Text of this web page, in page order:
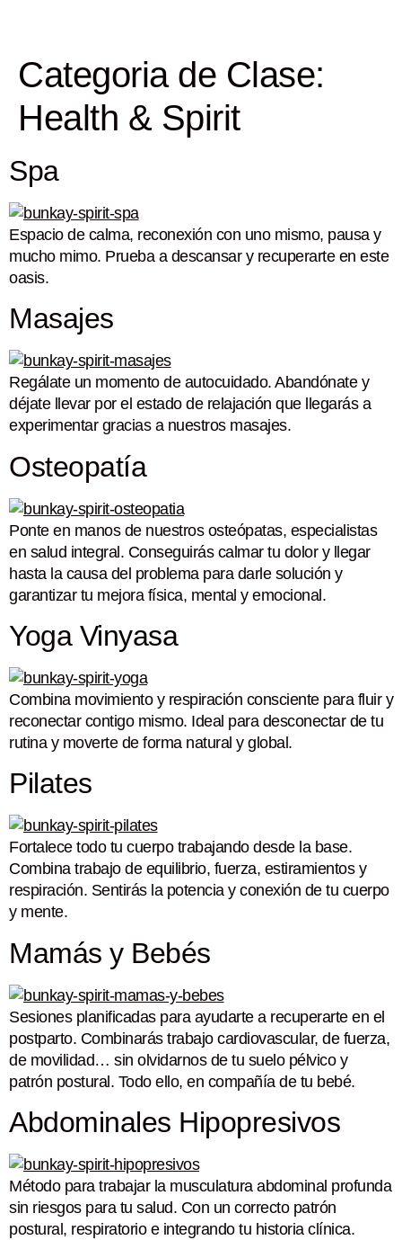
Categoria de Clase:
Health & Spirit
Spa
Espacio de calma, reconexión con uno mismo, pausa y
mucho mimo. Prueba a descansar y recuperarte en este
oasis.
Masajes
Regálate un momento de autocuidado. Abandónate y
déjate llevar por el estado de relajación que llegarás a
experimentar gracias a nuestros masajes.
Osteopatía
Ponte en manos de nuestros osteópatas, especialistas
en salud integral. Conseguirás calmar tu dolor y llegar
hasta la causa del problema para darle solución y
garantizar tu mejora física, mental y emocional.
Yoga Vinyasa
Combina movimiento y respiración consciente para fluir y
reconectar contigo mismo. Ideal para desconectar de tu
rutina y moverte de forma natural y global.
Pilates
Fortalece todo tu cuerpo trabajando desde la base.
Combina trabajo de equilibrio, fuerza, estiramientos y
respiración. Sentirás la potencia y conexión de tu cuerpo
y mente.
Mamás y Bebés
Sesiones planificadas para ayudarte a recuperarte en el
postparto. Combinarás trabajo cardiovascular, de fuerza,
de movilidad… sin olvidarnos de tu suelo pélvico y
patrón postural. Todo ello, en compañía de tu bebé.
Abdominales Hipopresivos
Método para trabajar la musculatura abdominal profunda
sin riesgos para tu salud. Con un correcto patrón
postural, respiratorio e integrando tu historia clínica.